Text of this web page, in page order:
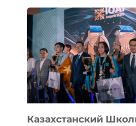
В
ИСТОРИИ
ЗАВОЕВАЛА
МЕДАЛЬ
НА
МЕЖДУНАРОДНОЙ
ОЛИМПИАДЕ
ПО
ИИ
Казахстанский